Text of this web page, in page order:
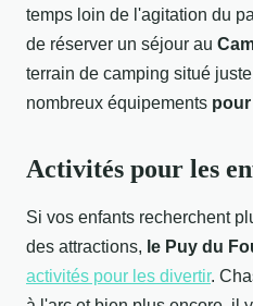
temps loin de l'agitation du
de réserver un séjour au
terrain de camping situé
nombreux équipements
Activités pour les
Si vos enfants recherchent
des attractions, le Puy du
activités pour les divertir.